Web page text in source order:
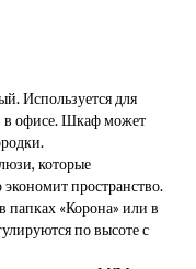
Используется для
в офисе. Шкаф может
которые
пространство.
«Корона» или в
по высоте с